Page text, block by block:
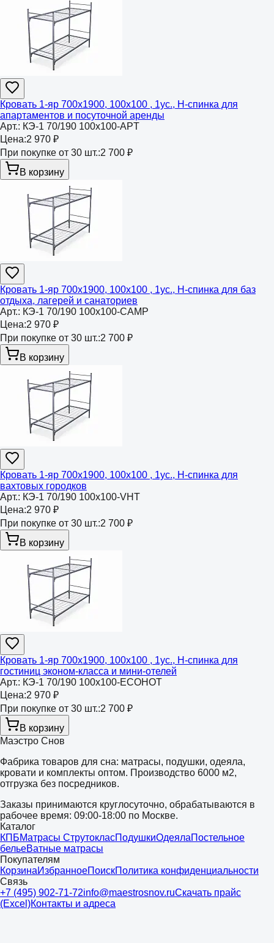
Кровать 1-яр 700х1900, 100х100 , 1ус., Н-спинка для
апартаментов и посуточной аренды
Арт.: КЭ-1 70/190 100х100-APT
Цена:2 970 ₽
При покупке от 30 шт.:2 700 ₽
В корзину
Кровать 1-яр 700х1900, 100х100 , 1ус., Н-спинка для баз
отдыха, лагерей и санаториев
Арт.: КЭ-1 70/190 100х100-CAMP
Цена:2 970 ₽
При покупке от 30 шт.:2 700 ₽
В корзину
Кровать 1-яр 700х1900, 100х100 , 1ус., Н-спинка для
вахтовых городков
Арт.: КЭ-1 70/190 100х100-VHT
Цена:2 970 ₽
При покупке от 30 шт.:2 700 ₽
В корзину
Кровать 1-яр 700х1900, 100х100 , 1ус., Н-спинка для
гостиниц эконом-класса и мини-отелей
Арт.: КЭ-1 70/190 100х100-ECOHOT
Цена:2 970 ₽
При покупке от 30 шт.:2 700 ₽
В корзину
Маэстро Снов
Фабрика товаров для сна: матрасы, подушки, одеяла,
кровати и комплекты оптом. Производство 6000 м2,
отгрузка без посредников.
Заказы принимаются круглосуточно, обрабатываются в
рабочее время: 09:00-18:00 по Москве.
Каталог
КПБМатрасы СтрутокласПодушкиОдеялаПостельное
бельеВатные матрасы
Покупателям
КорзинаИзбранноеПоискПолитика конфиденциальности
Связь
+7 (495) 902-71-72info@maestrosnov.ruСкачать прайс
(Excel)Контакты и адреса